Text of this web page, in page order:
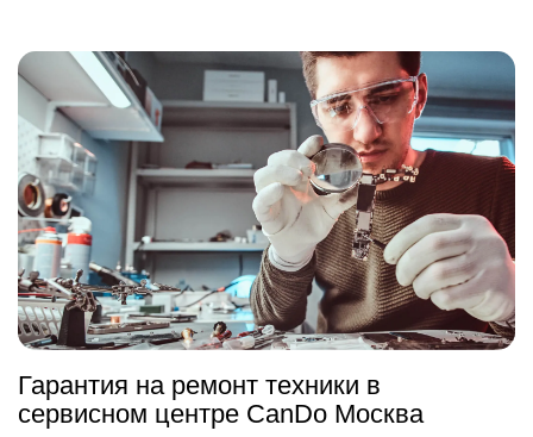
Гарантия на ремонт техники в
сервисном центре CanDo Москва